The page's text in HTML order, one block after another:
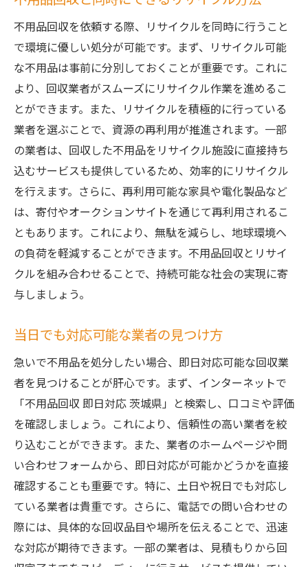
不用品回収を依頼する際、リサイクルを同時に行うこと
で環境に優しい処分が可能です。まず、リサイクル可能
な不用品は事前に分別しておくことが重要です。これに
より、回収業者がスムーズにリサイクル作業を進めるこ
とができます。また、リサイクルを積極的に行っている
業者を選ぶことで、資源の再利用が推進されます。一部
の業者は、回収した不用品をリサイクル施設に直接持ち
込むサービスも提供しているため、効率的にリサイクル
を行えます。さらに、再利用可能な家具や電化製品など
は、寄付やオークションサイトを通じて再利用されるこ
ともあります。これにより、無駄を減らし、地球環境へ
の負荷を軽減することができます。不用品回収とリサイ
クルを組み合わせることで、持続可能な社会の実現に寄
与しましょう。
当日でも対応可能な業者の見つけ方
急いで不用品を処分したい場合、即日対応可能な回収業
者を見つけることが肝心です。まず、インターネットで
「不用品回収 即日対応 茨城県」と検索し、口コミや評価
を確認しましょう。これにより、信頼性の高い業者を絞
り込むことができます。また、業者のホームページや問
い合わせフォームから、即日対応が可能かどうかを直接
確認することも重要です。特に、土日や祝日でも対応し
ている業者は貴重です。さらに、電話での問い合わせの
際には、具体的な回収品目や場所を伝えることで、迅速
な対応が期待できます。一部の業者は、見積もりから回